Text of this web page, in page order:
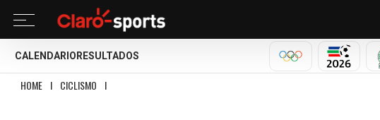
CALENDARIO RESULTADOS
MILANO CORTINA
HOME I CICLISMO I